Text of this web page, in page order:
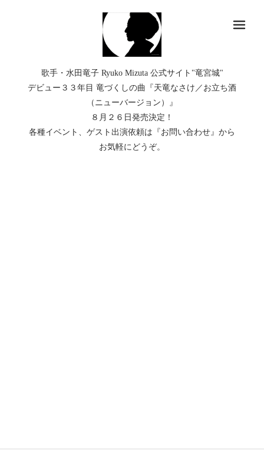
歌手・水田竜子 Ryuko Mizuta 公式サイト"竜宮城"
デビュー３３年目 竜づくしの曲『天竜なさけ／お立ち酒
（ニューバージョン）』
８月２６日発売決定！
各種イベント、ゲスト出演依頼は『お問い合わせ』から
お気軽にどうぞ。